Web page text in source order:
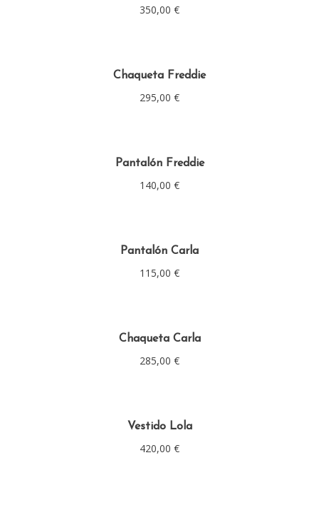
350,00 €
Chaqueta Freddie
295,00 €
Pantalón Freddie
140,00 €
Pantalón Carla
115,00 €
Chaqueta Carla
285,00 €
Vestido Lola
420,00 €